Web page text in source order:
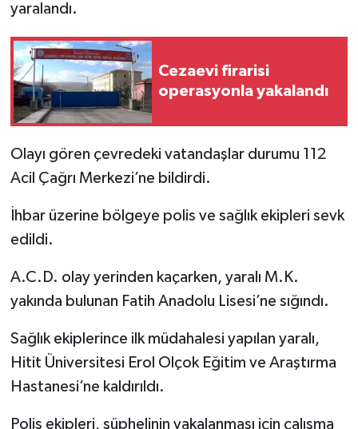
yaralandı.
Cezaevi firarisi
operasyonla yakalandı
Olayı gören çevredeki vatandaşlar durumu 112
Acil Çağrı Merkezi’ne bildirdi.
İhbar üzerine bölgeye polis ve sağlık ekipleri sevk
edildi.
A.C.D. olay yerinden kaçarken, yaralı M.K.
yakında bulunan Fatih Anadolu Lisesi’ne sığındı.
Sağlık ekiplerince ilk müdahalesi yapılan yaralı,
Hitit Üniversitesi Erol Olçok Eğitim ve Araştırma
Hastanesi’ne kaldırıldı.
Polis ekipleri, şüphelinin yakalanması için çalışma